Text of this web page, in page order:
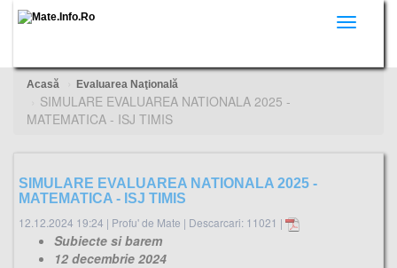
Toggle
Acasă Evaluarea Naţională
SIMULARE EVALUAREA NATIONALA 2025 -
MATEMATICA - ISJ TIMIS
SIMULARE EVALUAREA NATIONALA 2025 -
MATEMATICA - ISJ TIMIS
12.12.2024 19:24 | Profu' de Mate | Descarcari: 11021 |
Subiecte si barem
12 decembrie 2024